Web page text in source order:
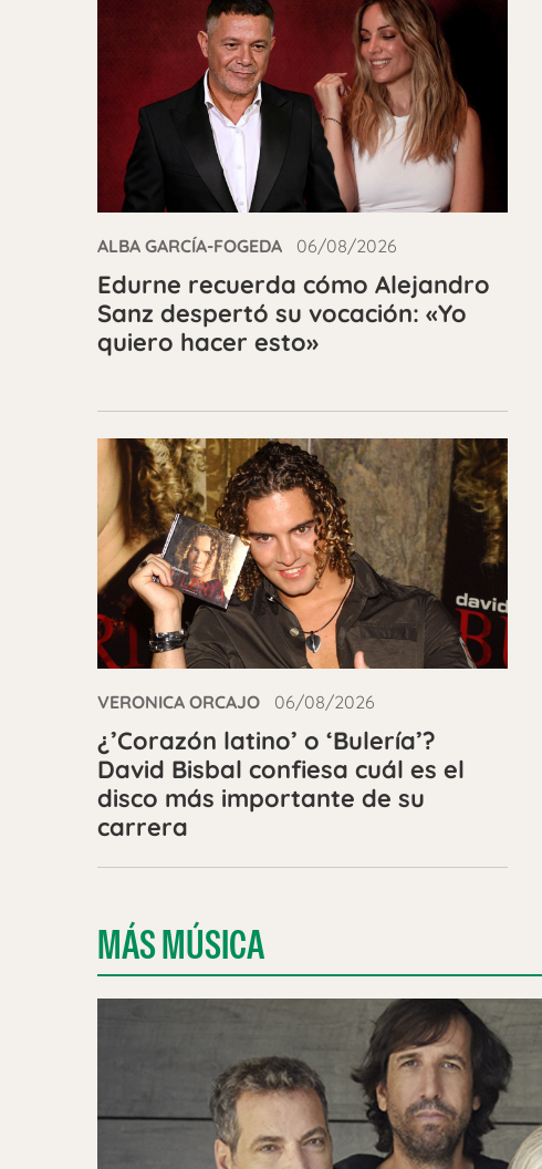
ALBA GARCÍA-FOGEDA 06/08/2026
Edurne recuerda cómo Alejandro
Sanz despertó su vocación: «Yo
quiero hacer esto»
VERONICA ORCAJO 06/08/2026
¿’Corazón latino’ o ‘Bulería’?
David Bisbal confiesa cuál es el
disco más importante de su
carrera
MÁS MÚSICA